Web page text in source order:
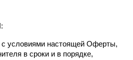
с условиями настоящей Оферты,
в сроки и в порядке,